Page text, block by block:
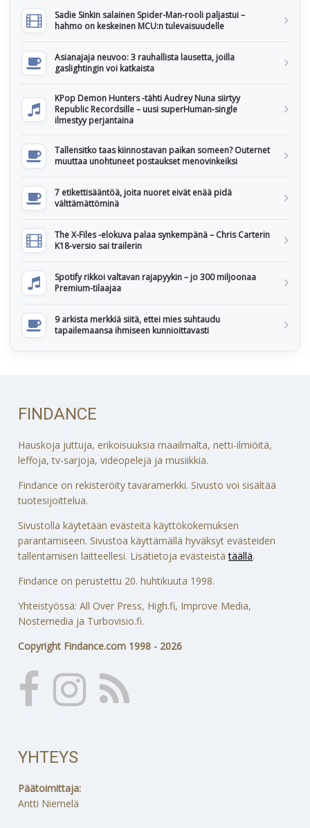
Sadie Sinkin salainen Spider-Man-rooli paljastui –
hahmo on keskeinen MCU:n tulevaisuudelle
Asianajaja neuvoo: 3 rauhallista lausetta, joilla
gaslightingin voi katkaista
KPop Demon Hunters -tähti Audrey Nuna siirtyy
Republic Recordsille – uusi superHuman-single
ilmestyy perjantaina
Tallensitko taas kiinnostavan paikan someen? Outernet
muuttaa unohtuneet postaukset menovinkeiksi
7 etikettisääntöä, joita nuoret eivät enää pidä
välttämättöminä
The X-Files -elokuva palaa synkempänä – Chris Carterin
K18-versio sai trailerin
Spotify rikkoi valtavan rajapyykin – jo 300 miljoonaa
Premium-tilaajaa
9 arkista merkkiä siitä, ettei mies suhtaudu
tapailemaansa ihmiseen kunnioittavasti
FINDANCE
Hauskoja juttuja, erikoisuuksia maailmalta, netti-ilmiöitä,
leffoja, tv-sarjoja, videopelejä ja musiikkia.
Findance on rekisteröity tavaramerkki. Sivusto voi sisältää
tuotesijoittelua.
Sivustolla käytetään evästeitä käyttökokemuksen
parantamiseen. Sivustoa käyttämällä hyväksyt evästeiden
tallentamisen laitteellesi. Lisätietoja evästeistätäällä.
Findance on perustettu 20. huhtikuuta 1998.
Yhteistyössä: All Over Press, High.fi, Improve Media,
Nostemedia ja Turbovisio.fi.
Copyright Findance.com 1998 - 2026
YHTEYS
Päätoimittaja:
Antti Niemelä